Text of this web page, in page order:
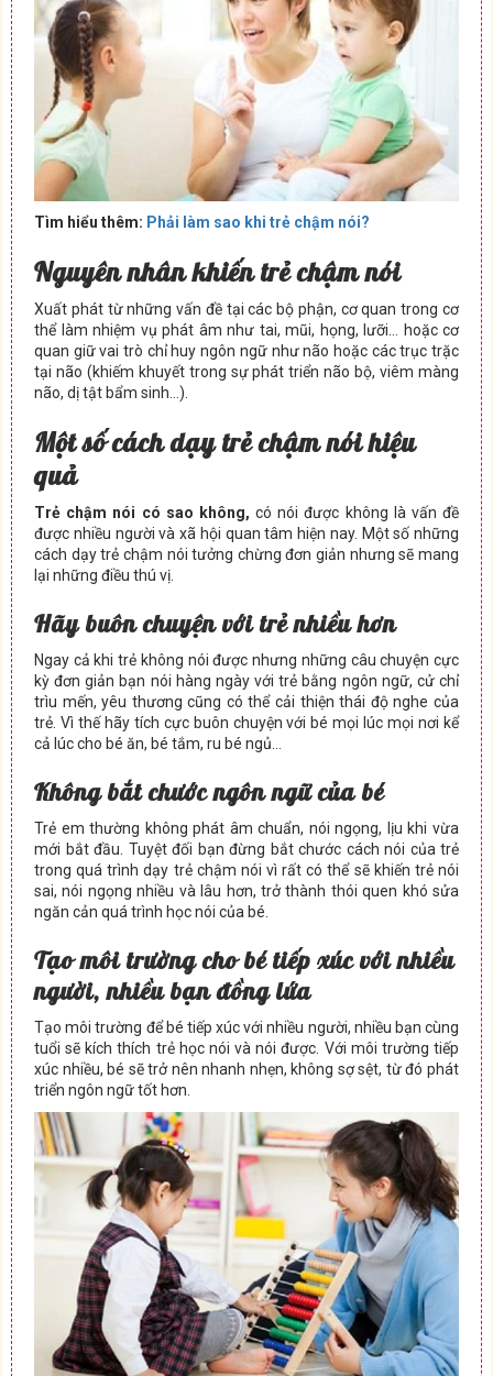
Tìm hiểu thêm: Phải làm sao khi trẻ chậm nói?
Nguyên nhân khiến trẻ chậm nói
Xuất phát từ những vấn đề tại các bộ phận, cơ quan trong cơ
thể làm nhiệm vụ phát âm như tai, mũi, họng, lưỡi… hoặc cơ
quan giữ vai trò chỉ huy ngôn ngữ như não hoặc các trục trặc
tại não (khiếm khuyết trong sự phát triển não bộ, viêm màng
não, dị tật bẩm sinh…).
Một số cách dạy trẻ chậm nói hiệu
quả
Trẻ chậm nói có sao không, có nói được không là vấn đề
được nhiều người và xã hội quan tâm hiện nay. Một số những
cách dạy trẻ chậm nói tưởng chừng đơn giản nhưng sẽ mang
lại những điều thú vị.
Hãy buôn chuyện với trẻ nhiều hơn
Ngay cả khi trẻ không nói được nhưng những câu chuyện cực
kỳ đơn giản bạn nói hàng ngày với trẻ bằng ngôn ngữ, cử chỉ
trìu mến, yêu thương cũng có thể cải thiện thái độ nghe của
trẻ. Vì thế hãy tích cực buôn chuyện với bé mọi lúc mọi nơi kể
cả lúc cho bé ăn, bé tắm, ru bé ngủ…
Không bắt chước ngôn ngữ của bé
Trẻ em thường không phát âm chuẩn, nói ngọng, lịu khi vừa
mới bắt đầu. Tuyệt đối bạn đừng bắt chước cách nói của trẻ
trong quá trình dạy trẻ chậm nói vì rất có thể sẽ khiến trẻ nói
sai, nói ngọng nhiều và lâu hơn, trở thành thói quen khó sửa
ngăn cản quá trình học nói của bé.
Tạo môi trường cho bé tiếp xúc với nhiều
người, nhiều bạn đồng lứa
Tạo môi trường để bé tiếp xúc với nhiều người, nhiều bạn cùng
tuổi sẽ kích thích trẻ học nói và nói được. Với môi trường tiếp
xúc nhiều, bé sẽ trở nên nhanh nhẹn, không sợ sệt, từ đó phát
triển ngôn ngữ tốt hơn.